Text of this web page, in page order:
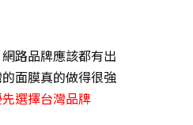
路品牌應該都有出
面膜真的做得很強
選擇台灣品牌